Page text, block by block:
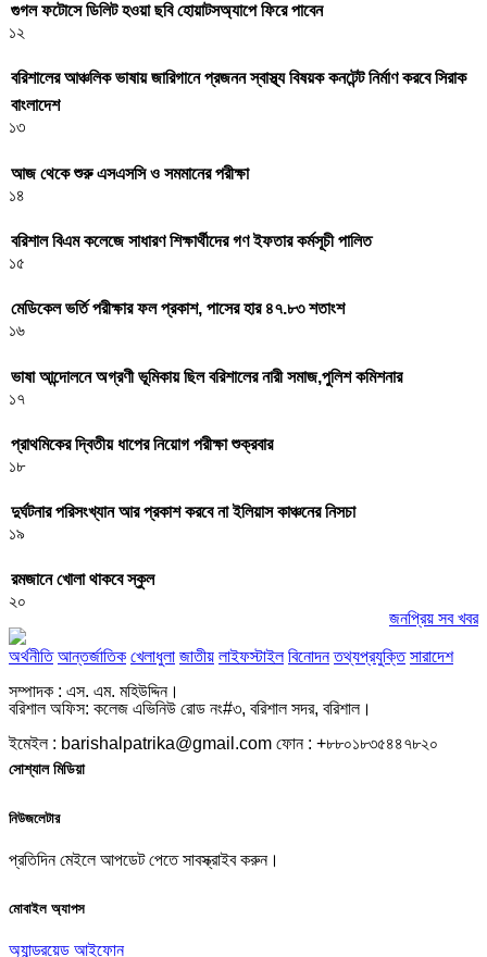
গুগল ফটোসে ডিলিট হওয়া ছবি হোয়াটসঅ্যাপে ফিরে পাবেন
১২
বরিশালের আঞ্চলিক ভাষায় জারিগানে প্রজনন স্বাস্থ্য বিষয়ক কনটেন্ট নির্মাণ করবে সিরাক
বাংলাদেশ
১৩
আজ থেকে শুরু এসএসসি ও সমমানের পরীক্ষা
১৪
বরিশাল বিএম কলেজে সাধারণ শিক্ষার্থীদের গণ ইফতার কর্মসূচী পালিত
১৫
মেডিকেল ভর্তি পরীক্ষার ফল প্রকাশ, পাসের হার ৪৭.৮৩ শতাংশ
১৬
ভাষা আন্দোলনে অগ্রণী ভূমিকায় ছিল বরিশালের নারী সমাজ,পুলিশ কমিশনার
১৭
প্রাথমিকের দ্বিতীয় ধাপের নিয়োগ পরীক্ষা শুক্রবার
১৮
দুর্ঘটনার পরিসংখ্যান আর প্রকাশ করবে না ইলিয়াস কাঞ্চনের নিসচা
১৯
রমজানে খোলা থাকবে স্কুল
২০
জনপ্রিয় সব খবর
অর্থনীতি আন্তর্জাতিক খেলাধুলা জাতীয় লাইফস্টাইল বিনোদন তথ্যপ্রযুক্তি সারাদেশ
সম্পাদক : এস. এম. মহিউদ্দিন।
বরিশাল অফিস: কলেজ এভিনিউ রোড নং#৩, বরিশাল সদর, বরিশাল।
ইমেইল : barishalpatrika@gmail.com ফোন : +৮৮০১৮৩৫৪৪৭৮২০
সোশ্যাল মিডিয়া
নিউজলেটার
প্রতিদিন মেইলে আপডেট পেতে সাবস্ক্রাইব করুন।
মোবাইল অ্যাপস
অ্যান্ড্রয়েড আইফোন